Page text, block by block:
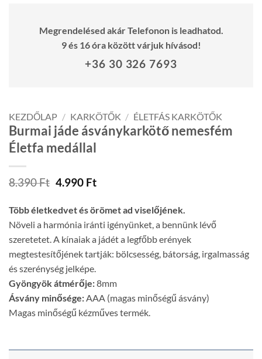
Megrendelésed akár Telefonon is leadhatod.
9 és 16 óra között várjuk hívásod!
+36 30 326 7693
KEZDŐLAP / KARKÖTŐK / ÉLETFÁS KARKÖTŐK
Burmai jáde ásványkarkötő nemesfém
Életfa medállal
8.390Ft Original
was:
8.390 Ft.
4.990 FtCurrent
is:
4.990 Ft.
Több életkedvet és örömet ad viselőjének.
Növeli a harmónia iránti igényünket, a bennünk lévő
szeretetet. A kínaiak a jádét a legfőbb erények
megtestesítőjének tartják: bölcsesség, bátorság, irgalmasság
és szerénység jelképe.
Gyöngyök átmérője:8mm
Ásvány minősége: AAA (magas minőségű ásvány)
Magas minőségű kézműves termék.